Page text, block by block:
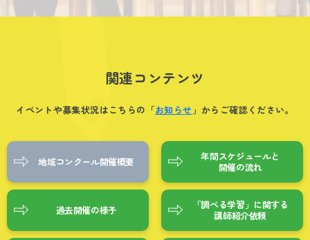
関連コンテンツ
イベントや募集状況はこちらの「お知らせ 」からご確認ください。
地域コンクール開催概要
年間スケジュールと
開催の流れ
過去開催の様子
「調べる学習」に関する
講師紹介依頼